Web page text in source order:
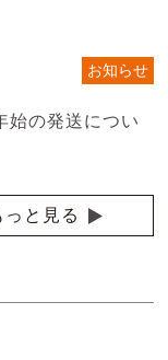
お知らせ
の発送につい
っと見る